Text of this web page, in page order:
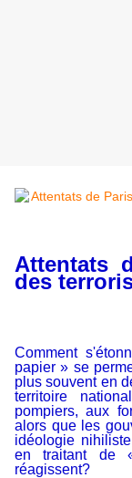
Attentats
des
Comment
papier » se
plus souvent en
territoire
pompiers, aux
alors que les
idéologie
en traitant de
réagissent?